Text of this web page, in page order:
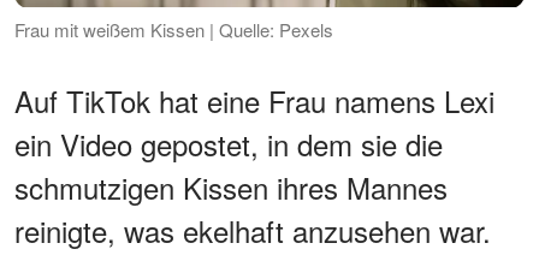
Frau mit weißem Kissen | Quelle: Pexels
Auf TikTok hat eine Frau namens Lexi
ein Video gepostet, in dem sie die
schmutzigen Kissen ihres Mannes
reinigte, was ekelhaft anzusehen war.